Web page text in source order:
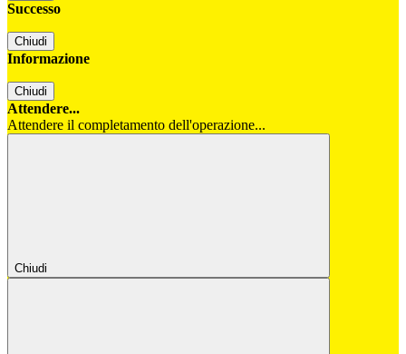
Successo
Chiudi
Informazione
Chiudi
Attendere...
Attendere il completamento dell'operazione...
Chiudi